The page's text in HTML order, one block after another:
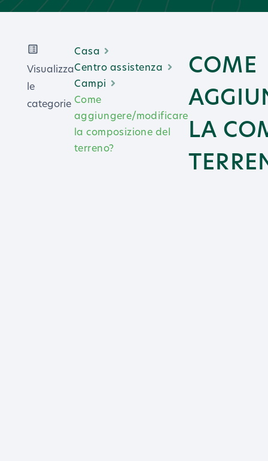
Visualizza
le
categorie
Casa
Centro assistenza
Campi
Come
aggiungere/modificare
la composizione del
terreno?
COME
LA